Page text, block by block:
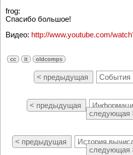
frog:
Спасибо большое!
Видео: http://www.youtube.com/
cc it oldcomps
< предыдущая События
< предыдущая
следующая
< предыдущая
История
следующая